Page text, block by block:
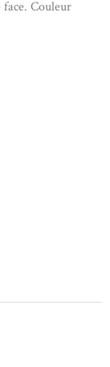
Couleur